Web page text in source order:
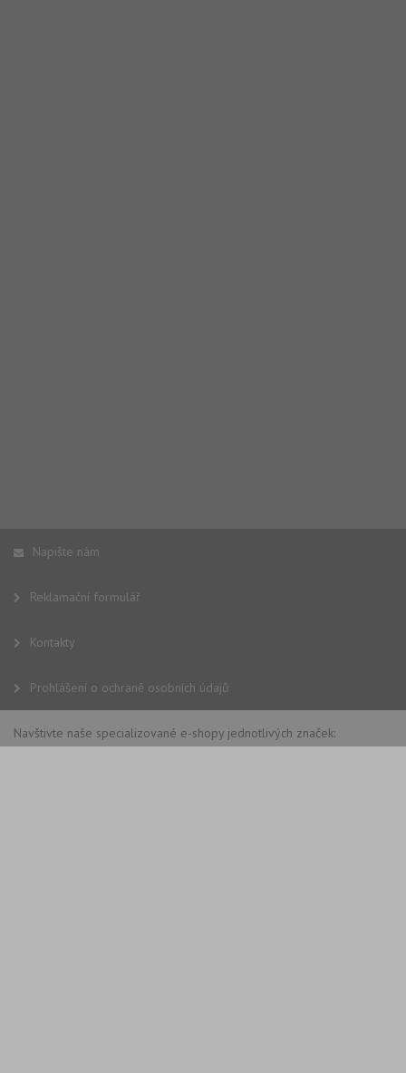
Napište nám
Reklamační formulář
Kontakty
Prohlášení o ochraně osobních údajů
Navštivte naše specializované e-shopy jednotlivých značek: